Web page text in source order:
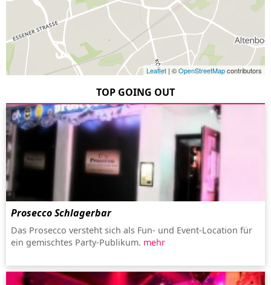
Leaflet | ©OpenStreetMapcontributors
TOP GOING OUT
Prosecco Schlagerbar
Das Prosecco versteht sich als Fun- und Event-Location für
ein gemischtes Party-Publikum. mehr